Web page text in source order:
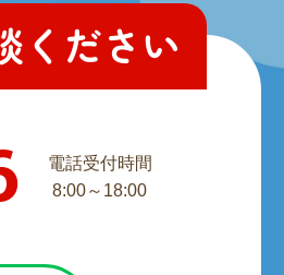
ください
電話受付時間
8:00～18:00